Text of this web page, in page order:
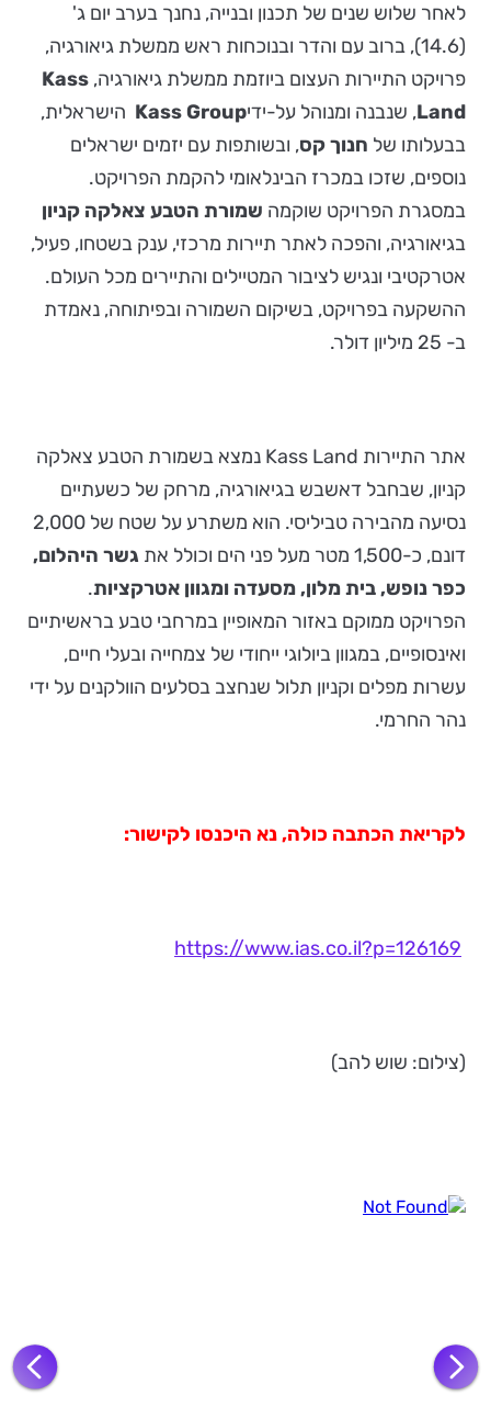
לאחר שלוש שנים של תכנון ובנייה, נחנך בערב יום ג'
(14.6), ברוב עם והדר ובנוכחות ראש ממשלת גיאורגיה,
פרויקט התיירות העצום ביוזמת ממשלת גיאורגיה, Kass
Land, שנבנה ומנוהל על-ידיKass Group הישראלית,
בבעלותו של חנוך קס, ובשותפות עם יזמים ישראלים
נוספים, שזכו במכרז הבינלאומי להקמת הפרויקט.
במסגרת הפרויקט שוקמה שמורת הטבע צאלקה קניון
בגיאורגיה, והפכה לאתר תיירות מרכזי, ענק בשטחו, פעיל,
אטרקטיבי ונגיש לציבור המטיילים והתיירים מכל העולם.
ההשקעה בפרויקט, בשיקום השמורה ובפיתוחה, נאמדת
ב- 25 מיליון דולר.
אתר התיירות Kass Land נמצא בשמורת הטבע צאלקה
קניון, שבחבל דאשבש בגיאורגיה, מרחק של כשעתיים
נסיעה מהבירה טביליסי. הוא משתרע על שטח של 2,000
דונם, כ-1,500 מטר מעל פני הים וכולל את
גשר היהלום,
כפר נופש, בית מלון, מסעדה ומגוון אטרקציות.
הפרויקט ממוקם באזור המאופיין במרחבי טבע בראשיתיים
ואינסופיים, במגוון ביולוגי ייחודי של צמחייה ובעלי חיים,
עשרות מפלים וקניון תלול שנחצב בסלעים הוולקנים על ידי
נהר החרמי.
לקריאת הכתבה כולה, נא היכנסו לקישור:
https://www.ias.co.il?p=126169
(צילום: שוש להב)